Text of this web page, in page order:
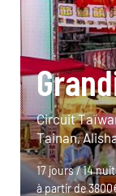
Circuit
Tainan,
17 jours / 14
à partir de